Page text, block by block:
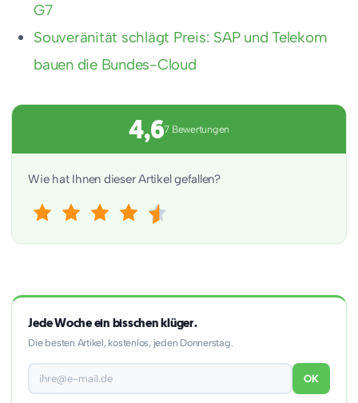
G7
Souveränität schlägt Preis: SAP und Telekom
bauen die Bundes-Cloud
4,67 Bewertungen
Wie hat Ihnen dieser Artikel gefallen?
Jede Woche ein bisschen klüger.
Die besten Artikel, kostenlos, jeden Donnerstag.
OK